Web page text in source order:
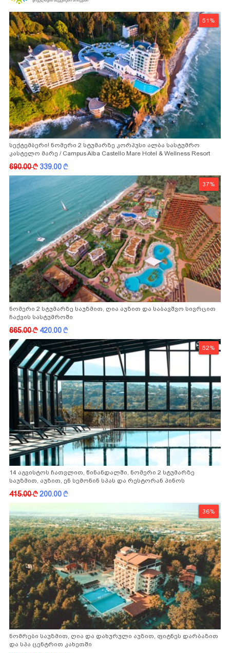
51%
სექტემბერი! ნომერი 2 სტუმარზე კორპუსი ალბა სასტუმრო
კასტელო მარე / Campus Alba Castello Mare Hotel & Wellness Resort
690.00k 339.00k
37%
ნომერი 2 სტუმარზე საუზმით, ღია აუზით და საბავშვო სივრცით
ჩაქვის სასტუმროში
665.00k 420.00k
52%
14 აგვისტოს ჩათვლით, წინანდალში, ნომერი 2 სტუმარზე
საუზმით, აუზით, ენ სემონინ სპას და რესტორან პინოს
ფასდაკლებით
415.00k200.00k
36%
ნომრები საუზმით, ღია და დახურული აუზით, ფიტნეს დარბაზით
და სპა ცენტრით კახეთში